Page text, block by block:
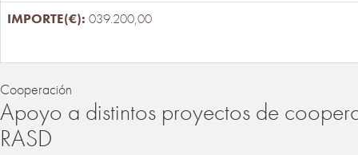
039.200,00
Cooperación
Apoyo a distintos proyectos de
RASD